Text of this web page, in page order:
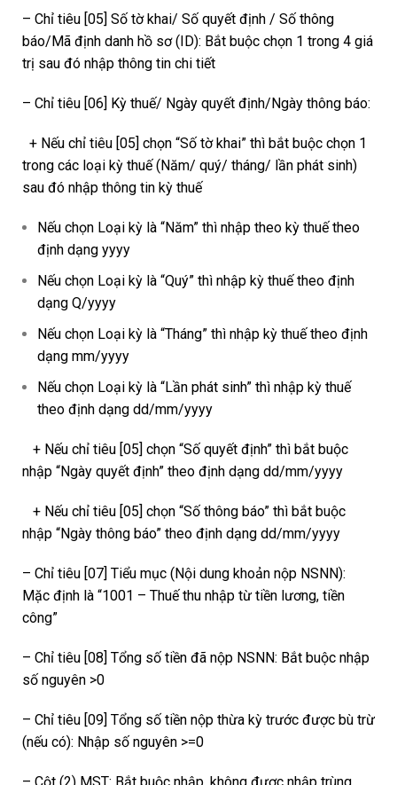
– Chỉ tiêu [05] Số tờ khai/ Số quyết định / Số thông
báo/Mã định danh hồ sơ (ID): Bắt buộc chọn 1 trong 4 giá
trị sau đó nhập thông tin chi tiết
– Chỉ tiêu [06] Kỳ thuế/ Ngày quyết định/Ngày thông báo:
+ Nếu chỉ tiêu [05] chọn “Số tờ khai” thì bắt buộc chọn 1
trong các loại kỳ thuế (Năm/ quý/ tháng/ lần phát sinh)
sau đó nhập thông tin kỳ thuế
Nếu chọn Loại kỳ là “Năm” thì nhập theo kỳ thuế theo
định dạng yyyy
Nếu chọn Loại kỳ là “Quý” thì nhập kỳ thuế theo định
dạng Q/yyyy
Nếu chọn Loại kỳ là “Tháng” thì nhập kỳ thuế theo định
dạng mm/yyyy
Nếu chọn Loại kỳ là “Lần phát sinh” thì nhập kỳ thuế
theo định dạng dd/mm/yyyy
+ Nếu chỉ tiêu [05] chọn “Số quyết định” thì bắt buộc
nhập “Ngày quyết định” theo định dạng dd/mm/yyyy
+ Nếu chỉ tiêu [05] chọn “Số thông báo” thì bắt buộc
nhập “Ngày thông báo” theo định dạng dd/mm/yyyy
– Chỉ tiêu [07] Tiểu mục (Nội dung khoản nộp NSNN):
Mặc định là “1001 – Thuế thu nhập từ tiền lương, tiền
công”
– Chỉ tiêu [08] Tổng số tiền đã nộp NSNN: Bắt buộc nhập
số nguyên >0
– Chỉ tiêu [09] Tổng số tiền nộp thừa kỳ trước được bù trừ
(nếu có): Nhập số nguyên >=0
– Cột (2) MST: Bắt buộc nhập, không được nhập trùng